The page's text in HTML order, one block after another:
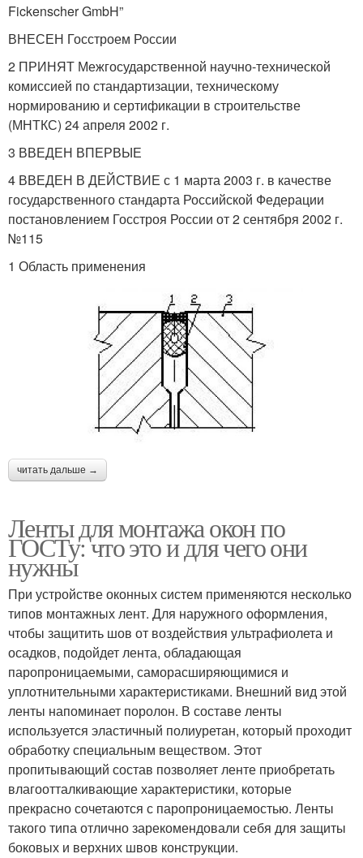
Fickenscher GmbH”
ВНЕСЕН Госстроем России
2 ПРИНЯТ Межгосударственной научно-технической
комиссией по стандартизации, техническому
нормированию и сертификации в строительстве
(МНТКС) 24 апреля 2002 г.
3 ВВЕДЕН ВПЕРВЫЕ
4 ВВЕДЕН В ДЕЙСТВИЕ с 1 марта 2003 г. в качестве
государственного стандарта Российской Федерации
постановлением Госстроя России от 2 сентября 2002 г.
№115
1 Область применения
читать дальше →
Ленты для монтажа окон по
ГОСТу: что это и для чего они
нужны
При устройстве оконных систем применяются несколько
типов монтажных лент. Для наружного оформления,
чтобы защитить шов от воздействия ультрафиолета и
осадков, подойдет лента, обладающая
паропроницаемыми, саморасширяющимися и
уплотнительными характеристиками. Внешний вид этой
ленты напоминает поролон. В составе ленты
используется эластичный полиуретан, который проходит
обработку специальным веществом. Этот
пропитывающий состав позволяет ленте приобретать
влагоотталкивающие характеристики, которые
прекрасно сочетаются с паропроницаемостью. Ленты
такого типа отлично зарекомендовали себя для защиты
боковых и верхних швов конструкции.